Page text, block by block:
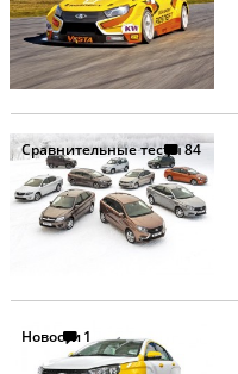
Сравнительные тесты84
Новости1